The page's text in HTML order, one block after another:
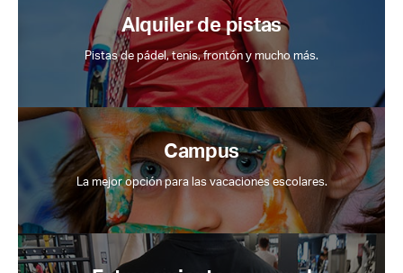
Alquiler de pistas
Pistas de pádel, tenis, frontón y mucho más.
Campus
La mejor opción para las vacaciones escolares.